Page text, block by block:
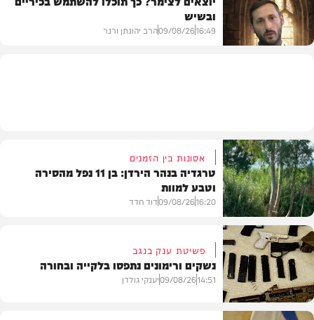
בעולם
ובשיש
16:49
09/08/26הרב יהונתן ורנר
בארץ
אסונות בין הזמנים
טרגדיה בנהר הירדן: בן 11 נפל מהסירה
וטבע למוות
16:20
09/08/26דוד חדד
פשיטת ענק בנגב
נשקים ורימונים נתפסו בלקייה ובחורה
14:51
09/08/26יענקי גולדן